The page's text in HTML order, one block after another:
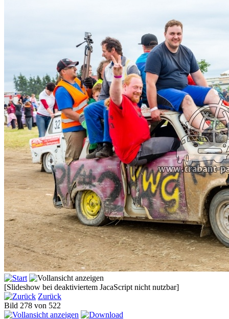
[Slideshow bei deaktiviertem JacaScript nicht nutzbar]
Zurück
Bild 278 von 522